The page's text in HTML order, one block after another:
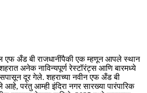
एफ अँड बी राजधानींपैकी एक म्हणून आपले स्थान
अनेक नाविन्यपूर्ण रेस्टॉरंट्स आणि बारमध्ये
दूर गेले. शहराच्या नवीन एफ अँड बी
परंतु आम्ही इंदिरा नगर सारख्या पारंपारिक